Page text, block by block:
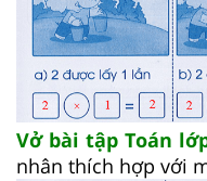
Vở bài tập Toán
nhân thích hợp với